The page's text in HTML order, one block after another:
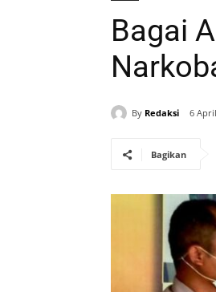
Bagai
By Redaksi 6
Bagikan